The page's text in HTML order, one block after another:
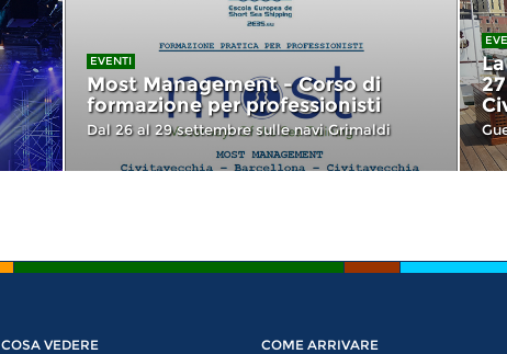
EVENTI
Most Management - Corso di
formazione per professionisti
Dal 26 al 29 settembre sulle navi Grimaldi
COSA VEDERE
COME ARRIVARE